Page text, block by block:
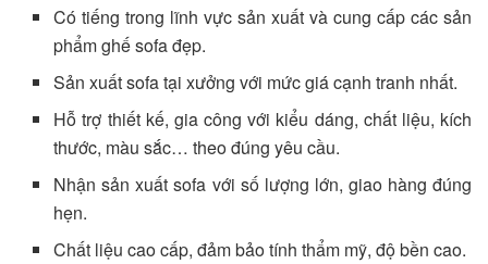
Có tiếng trong lĩnh vực sản xuất và cung cấp các sản
phẩm ghế sofa đẹp.
Sản xuất sofa tại xưởng với mức giá cạnh tranh nhất.
Hỗ trợ thiết kế, gia công với kiểu dáng, chất liệu, kích
thước, màu sắc… theo đúng yêu cầu.
Nhận sản xuất sofa với số lượng lớn, giao hàng đúng
hẹn.
Chất liệu cao cấp, đảm bảo tính thẩm mỹ, độ bền cao.